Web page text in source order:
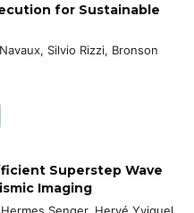
for Sustainable
Silvio Rizzi, Bronson
Superstep Wave
Imaging
Senger, Hervé Yviquel